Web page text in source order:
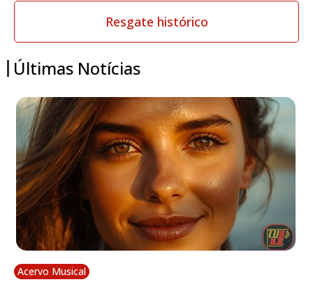
Resgate histórico
Últimas Notícias
Acervo Musical